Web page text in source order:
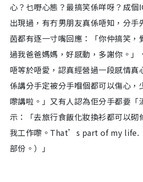
心？乜嘢心態？最搞笑係咩呀？成個
出現過，有冇男朋友真係唔知，分手
茵都有逐一寸嘴回應：「你仲搞笑，
過我爸爸媽媽，好感動，多謝你。」
唔等於唔愛，認真經營過一段感情真
係講分手定被分手嗰個都可以傷心，
嚟講啦。」又有人認為佢分手都要「
示：「去旅行食飯化妝換衫都可以砌
我工作嚟。That’s part of my life.
部份。）」